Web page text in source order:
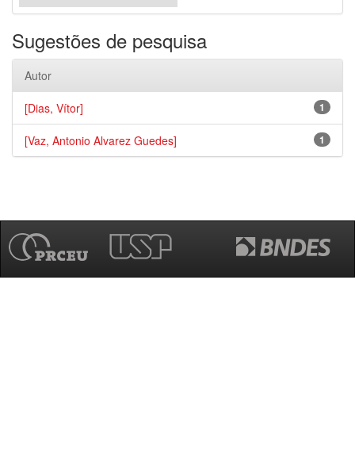
Sugestões de pesquisa
Autor
1
[Dias, Vítor]
1
[Vaz, Antonio Alvarez Guedes]